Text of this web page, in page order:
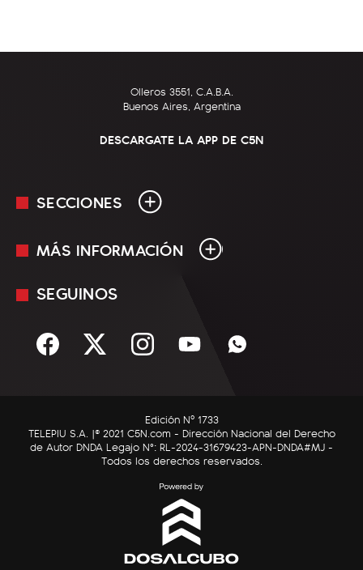
Olleros 3551, C.A.B.A.
Buenos Aires, Argentina
DESCARGATE LA APP DE C5N
SECCIONES
En Vivo
Sociedad
C5N Autos
RatingCero
MÁS INFORMACIÓN
Mediakit
Términos y condiciones
SEGUINOS
Edición Nº 1733
TELEPIU S.A. |© 2021 C5N.com - Dirección Nacional del Derecho
de Autor DNDA Legajo N°: RL-2024-31679423-APN-DNDA#MJ -
Todos los derechos reservados.